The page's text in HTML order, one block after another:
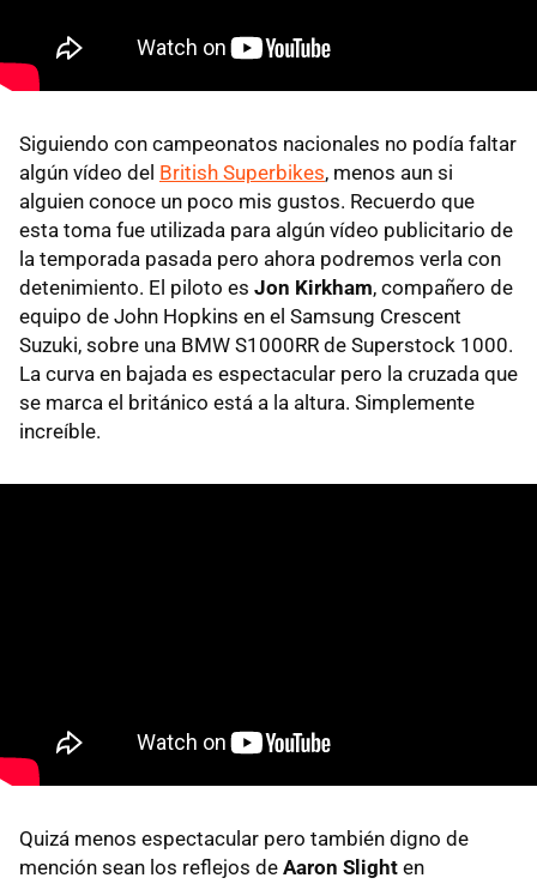
Siguiendo con campeonatos nacionales no podía faltar
algún vídeo del British Superbikes, menos aun si
alguien conoce un poco mis gustos. Recuerdo que
esta toma fue utilizada para algún vídeo publicitario de
la temporada pasada pero ahora podremos verla con
detenimiento. El piloto es Jon Kirkham, compañero de
equipo de John Hopkins en el Samsung Crescent
Suzuki, sobre una BMW S1000RR de Superstock 1000.
La curva en bajada es espectacular pero la cruzada que
se marca el británico está a la altura. Simplemente
increíble.
Quizá menos espectacular pero también digno de
mención sean los reflejos de Aaron Slight en